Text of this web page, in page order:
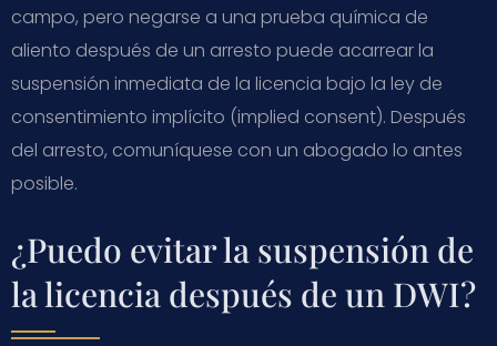
campo, pero negarse a una prueba química de
aliento después de un arresto puede acarrear la
suspensión inmediata de la licencia bajo la ley de
consentimiento implícito (implied consent). Después
del arresto, comuníquese con un abogado lo antes
posible.
¿Puedo evitar la suspensión de
la licencia después de un DWI?